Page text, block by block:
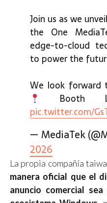
Join us as we
the One
edge-to-cloud
to power the
We look forward
Booth
pic.twitter.com/
— MediaTek
2026
La propia compañía
manera oficial que el
anuncio comercial